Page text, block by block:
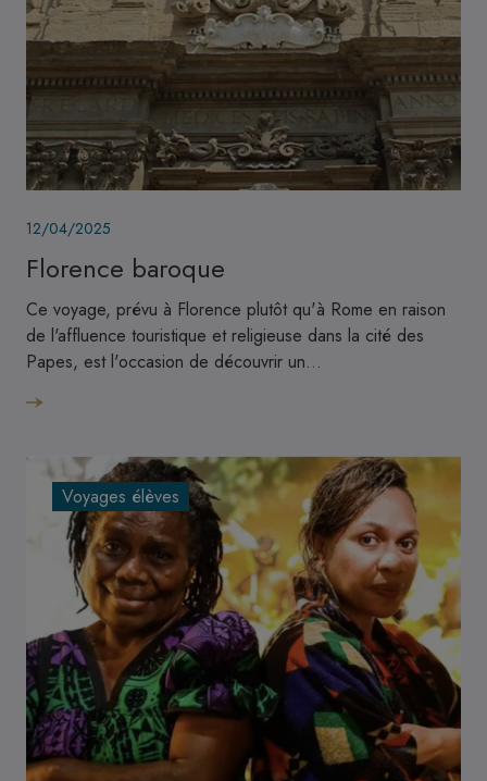
12/04/2025
Florence baroque
Ce voyage, prévu à Florence plutôt qu'à Rome en raison
de l'affluence touristique et religieuse dans la cité des
Papes, est l'occasion de découvrir un…
Voyages élèves